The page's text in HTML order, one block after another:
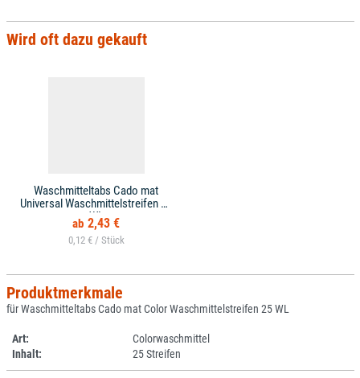
Wird oft dazu gekauft
Waschmitteltabs Cado mat
Universal Waschmittelstreifen 25
WL
2,43 €
0,12 € /
Produktmerkmale
für Waschmitteltabs Cado mat Color Waschmittelstreifen 25 WL
Art:
Colorwaschmittel
Inhalt:
25 Streifen